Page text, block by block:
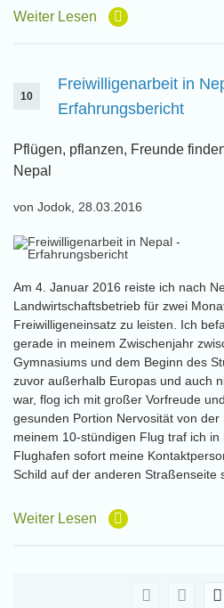
Weiter Lesen
10
Freiwilligenarbeit in
Erfahrungsbericht
Pflügen, pflanzen, Freunde
Nepal
von Jodok, 28.03.2016
Am 4. Januar 2016 reiste ich nach
Landwirtschaftsbetrieb für zwei
Freiwilligeneinsatz zu leisten. Ich
gerade in meinem Zwischenjahr
Gymnasiums und dem Beginn des
zuvor außerhalb Europas und auch
war, flog ich mit großer Vorfreude
gesunden Portion Nervosität von der
meinem 10-stündigen Flug traf ich
Flughafen sofort meine
Schild auf der anderen Straßenseite
Weiter Lesen